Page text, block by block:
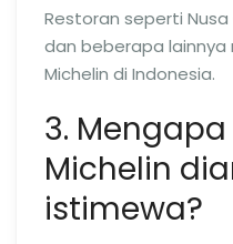
Restoran seperti Nusa
dan beberapa
Michelin di Indonesia.
3.
Michelin
istimewa?